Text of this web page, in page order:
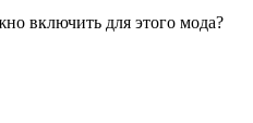
включить для этого мода?